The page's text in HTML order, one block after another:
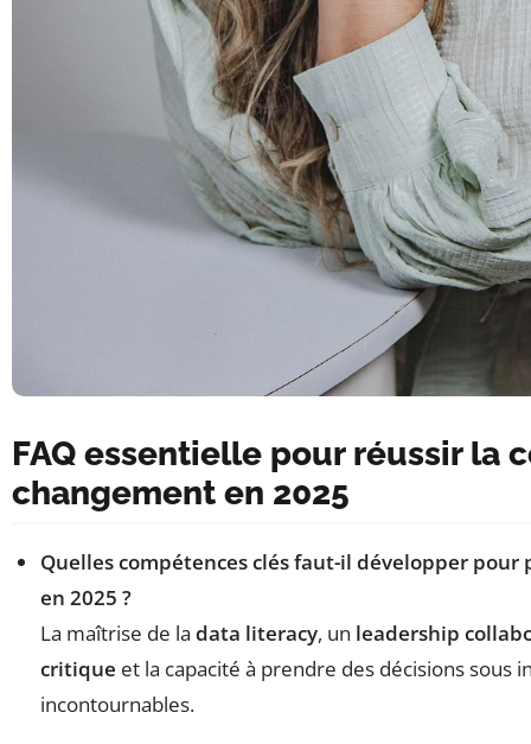
FAQ essentielle pour réussir la
changement en 2025
Quelles compétences clés faut-il développer
en 2025 ?
La maîtrise de la data literacy, un leadership
critique et la capacité à prendre des décisions sous
incontournables.